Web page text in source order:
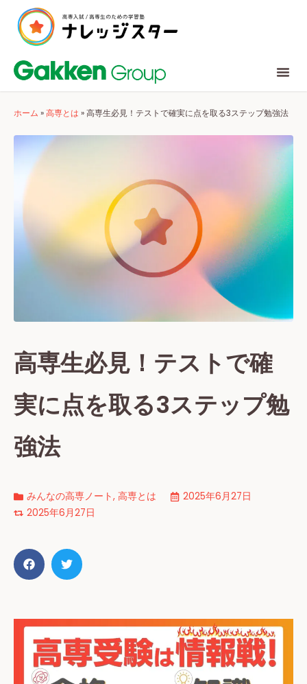
ホーム »高専とは »高専生必見！テストで確実に点を取る3ステップ勉強法
高専生必見！テストで確
実に点を取る3ステップ勉
強法
みんなの高専ノート, 高専とは
2025年6月27日
2025年6月27日